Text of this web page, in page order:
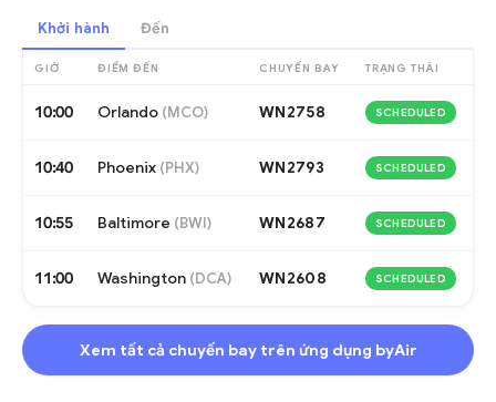
Khởi hành Đến
GIỜ ĐIỂM ĐẾN CHUYẾN BAY TRẠNG THÁI
10:00 Orlando (MCO) WN2758 SCHEDULED
10:40 Phoenix (PHX) WN2793 SCHEDULED
10:55 Baltimore (BWI) WN2687 SCHEDULED
11:00 Washington (DCA) WN2608 SCHEDULED
Xem tất cả chuyến bay trên ứng dụng byAir